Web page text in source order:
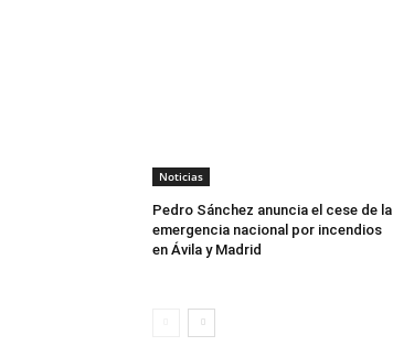
Noticias
Pedro Sánchez anuncia el cese de la
emergencia nacional por incendios
en Ávila y Madrid